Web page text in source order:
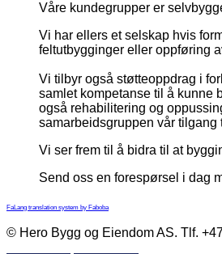
Våre kundegrupper er
Vi har ellers et selskap hvis
feltutbygginger eller oppføring
Vi tilbyr også støtteoppdrag i
samlet kompetanse til å kunne
også rehabilitering og
samarbeidsgruppen vår
Vi ser frem til å bidra til at
Send oss en forespørsel i dag
FaLang translation system by Faboba
© Hero Bygg og Eiendom AS. Tlf.